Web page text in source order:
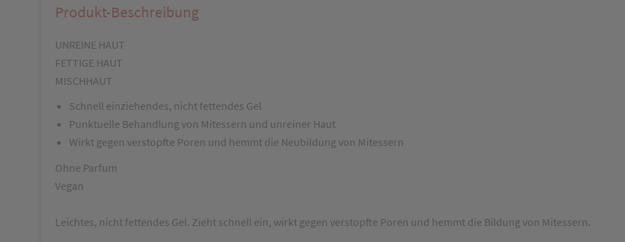
Produkt-Beschreibung
UNREINE HAUT
FETTIGE HAUT
MISCHHAUT
Schnell einziehendes, nicht fettendes Gel
Punktuelle Behandlung von Mitessern und unreiner Haut
Wirkt gegen verstopfte Poren und hemmt die Neubildung von Mitessern
Ohne Parfum
Vegan
Leichtes, nicht fettendes Gel. Zieht schnell ein, wirkt gegen verstopfte Poren und hemmt die Bildung von Mitessern.